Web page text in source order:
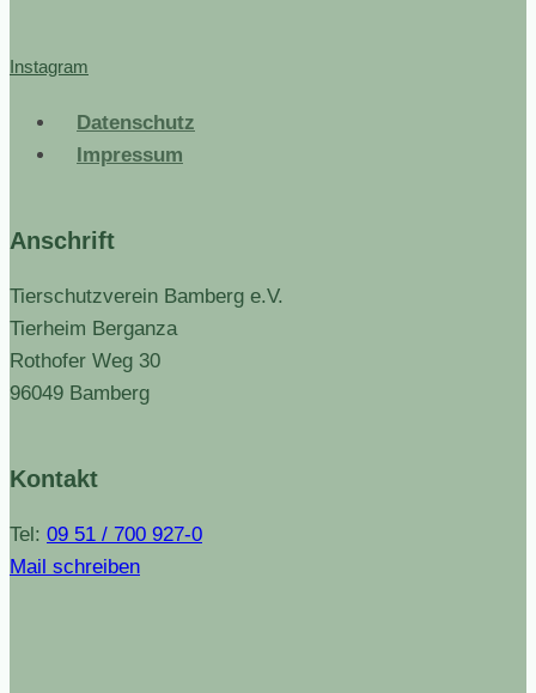
Instagram
Datenschutz
Impressum
Anschrift
Tierschutzverein Bamberg e.V.
Tierheim Berganza
Rothofer Weg 30
96049 Bamberg
Kontakt
Tel: 09 51 / 700 927-0
Mail schreiben